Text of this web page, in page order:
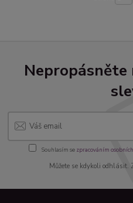
Nepropásněte
Souhlasím se zpracováním
Můžete se kdykoli